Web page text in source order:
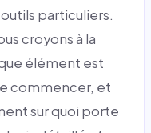
particuliers.
croyons à la
élément est
commencer, et
sur quoi porte